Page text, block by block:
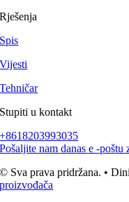
Rješenja
Spis
Vijesti
Tehničar
Stupiti u kontakt
+8618203993035
Pošaljite nam danas e -poštu
© Sva prava pridržana. •
proizvođača